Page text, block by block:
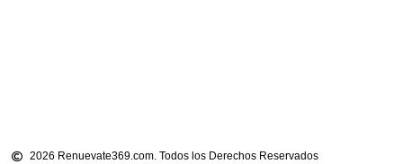
2026 Renuevate369.com. Todos los Derechos Reservados